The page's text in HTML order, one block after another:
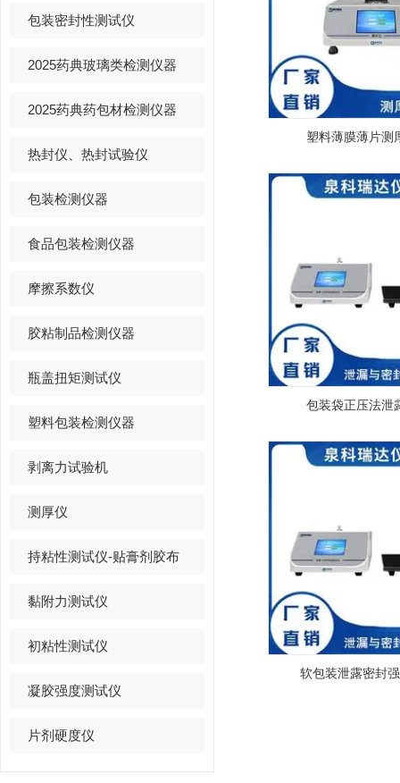
包装密封性测试仪
2025药典玻璃类检测仪器
2025药典药包材检测仪器
热封仪、热封试验仪
包装检测仪器
食品包装检测仪器
摩擦系数仪
胶粘制品检测仪器
瓶盖扭矩测试仪
塑料包装检测仪器
剥离力试验机
测厚仪
持粘性测试仪-贴膏剂胶布
黏附力测试仪
初粘性测试仪
凝胶强度测试仪
片剂硬度仪
塑料薄膜薄片测
包装袋正压法泄
软包装泄露密封